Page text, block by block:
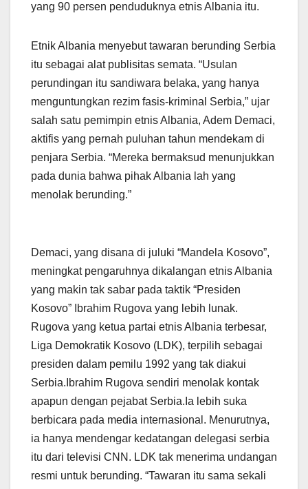
yang 90 persen penduduknya etnis Albania itu.
Etnik Albania menyebut tawaran berunding Serbia
itu sebagai alat publisitas semata. “Usulan
perundingan itu sandiwara belaka, yang hanya
menguntungkan rezim fasis-kriminal Serbia,” ujar
salah satu pemimpin etnis Albania, Adem Demaci,
aktifis yang pernah puluhan tahun mendekam di
penjara Serbia. “Mereka bermaksud menunjukkan
pada dunia bahwa pihak Albania lah yang
menolak berunding.”
Demaci, yang disana di juluki “Mandela Kosovo”,
meningkat pengaruhnya dikalangan etnis Albania
yang makin tak sabar pada taktik “Presiden
Kosovo” Ibrahim Rugova yang lebih lunak.
Rugova yang ketua partai etnis Albania terbesar,
Liga Demokratik Kosovo (LDK), terpilih sebagai
presiden dalam pemilu 1992 yang tak diakui
Serbia.Ibrahim Rugova sendiri menolak kontak
apapun dengan pejabat Serbia.Ia lebih suka
berbicara pada media internasional. Menurutnya,
ia hanya mendengar kedatangan delegasi serbia
itu dari televisi CNN. LDK tak menerima undangan
resmi untuk berunding. “Tawaran itu sama sekali